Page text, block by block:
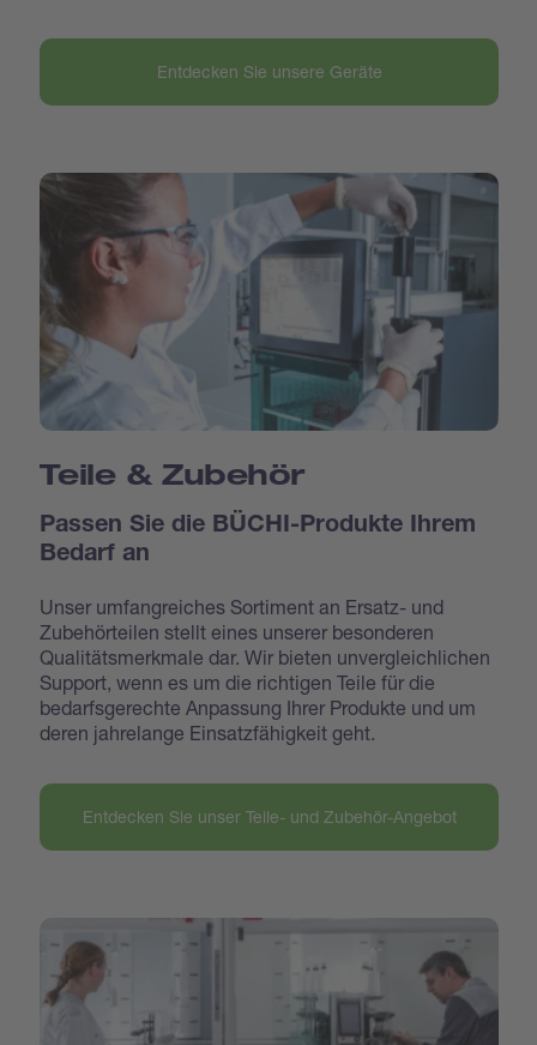
Entdecken Sie unsere Geräte
Teile & Zubehör
Passen Sie die BÜCHI-Produkte Ihrem
Bedarf an
Unser umfangreiches Sortiment an Ersatz- und
Zubehörteilen stellt eines unserer besonderen
Qualitätsmerkmale dar. Wir bieten unvergleichlichen
Support, wenn es um die richtigen Teile für die
bedarfsgerechte Anpassung Ihrer Produkte und um
deren jahrelange Einsatzfähigkeit geht.
Entdecken Sie unser Teile- und Zubehör-Angebot